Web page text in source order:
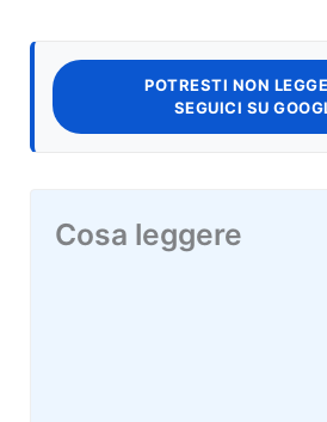
POTRESTI NON
SEGUICI SU
Cosa leggere